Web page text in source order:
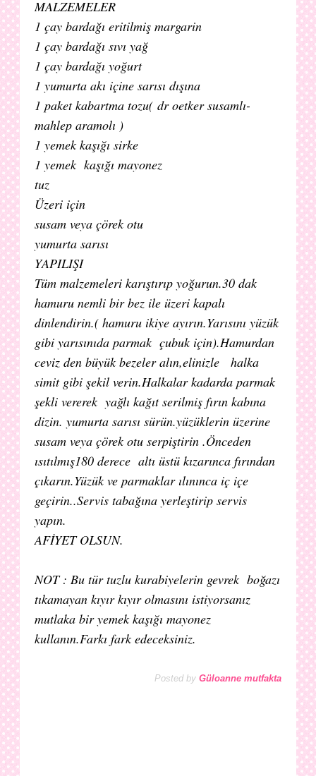
MALZEMELER
1 çay bardağı eritilmiş margarin
1 çay bardağı sıvı yağ
1 çay bardağı yoğurt
1 yumurta akı içine sarısı dışına
1 paket kabartma tozu( dr oetker susamlı-
mahlep aramolı )
1 yemek kaşığı sirke
1 yemek kaşığı mayonez
tuz
Üzeri için
susam veya çörek otu
yumurta sarısı
YAPILIŞI
Tüm malzemeleri karıştırıp yoğurun.30 dak
hamuru nemli bir bez ile üzeri kapalı
dinlendirin.( hamuru ikiye ayırın.Yarısını yüzük
gibi yarısınıda parmak çubuk için).Hamurdan
ceviz den büyük bezeler alın,elinizle halka
simit gibi şekil verin.Halkalar kadarda parmak
şekli vererek yağlı kağıt serilmiş fırın kabına
dizin. yumurta sarısı sürün.yüzüklerin üzerine
susam veya çörek otu serpiştirin .Önceden
ısıtılmış180 derece altı üstü kızarınca fırından
çıkarın.Yüzük ve parmaklar ılınınca iç içe
geçirin..Servis tabağına yerleştirip servis
yapın.
AFİYET OLSUN.
NOT : Bu tür tuzlu kurabiyelerin gevrek boğazı
tıkamayan kıyır kıyır olmasını istiyorsanız
mutlaka bir yemek kaşığı mayonez
kullanın.Farkı fark edeceksiniz.
Posted by Güloanne mutfakta